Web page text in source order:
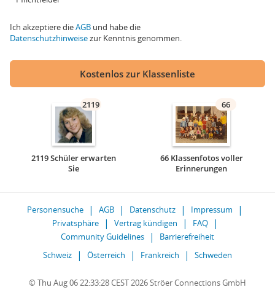
Ich akzeptiere dieAGB und habe die
Datenschutzhinweisezur Kenntnis genommen.
Kostenlos zur Klassenliste
2119
2119 Schüler erwarten
Sie
66
66 Klassenfotos voller
Erinnerungen
Personensuche AGB Datenschutz
Impressum
Privatsphäre
Vertrag kündigen
FAQ
Community Guidelines
Barrierefreiheit
Schweiz
Österreich Frankreich Schweden
© Thu Aug 06 22:33:28 CEST 2026 Ströer Connections GmbH